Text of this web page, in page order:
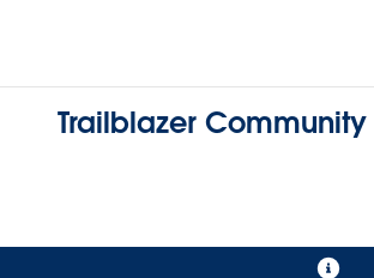
Trailblazer Community